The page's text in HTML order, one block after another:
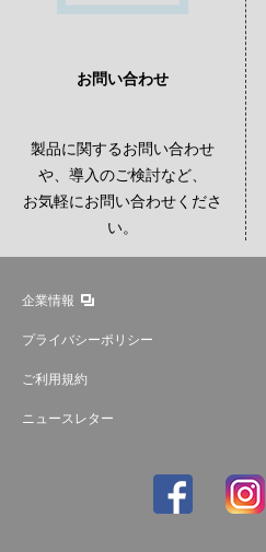
お問い合わせ
製品に関するお問い合わせ
や、導入のご検討など、
お気軽にお問い合わせくださ
い。
企業情報
プライバシーポリシー
ご利用規約
ニュースレター